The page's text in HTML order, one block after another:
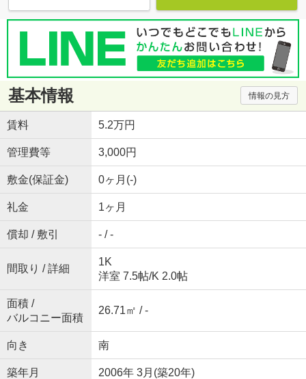
基本情報 情報の見方
賃料 5.2万円
管理費等 3,000円
敷金(保証金) 0ヶ月(-)
礼金 1ヶ月
償却 / 敷引 - / -
間取り / 詳細
1K
洋室 7.5帖/K 2.0帖
面積 /
バルコニー面積
26.71㎡ / -
向き 南
築年月 2006年 3月(築20年)